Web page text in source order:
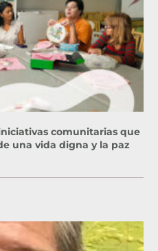
comunitarias que
una vida digna y la paz